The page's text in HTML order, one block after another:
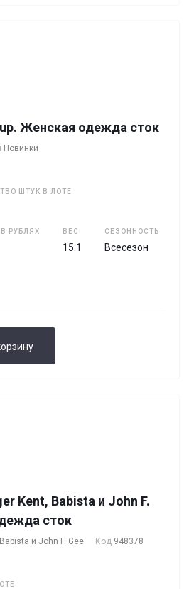
Женская одежда сток
Новинки
ШТУК В ЛОТЕ
РУБЛЯХ ВЕС
15.1
СЕЗОННОСТЬ
Всесезон
Kent, Babista и John F.
сток
и John F. Gee Код 948378